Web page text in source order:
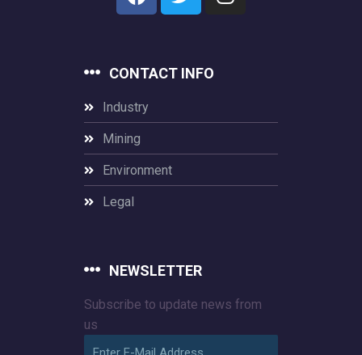
CONTACT INFO
Industry
Mining
Environment
Legal
NEWSLETTER
Subscribe to update news from
us